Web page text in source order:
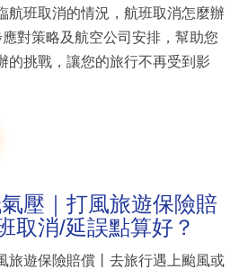
航班取消的情況，航班取消怎麼辦
對策略及航空公司安排，幫助您
的挑戰，讓您的旅行不再受到影
壓｜打風旅遊保險賠
取消/延誤點算好？
旅遊保險賠償丨去旅行遇上颱風或